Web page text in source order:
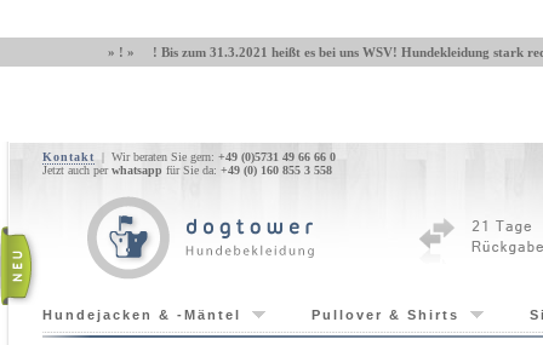
» ! » ! Bis zum 31.3.2021 heißt es bei uns WSV! Hundekleidung stark
Kontakt | Wir beraten Sie gern: +49 (0)5731 49 66 66 0
Jetzt auch perwhatsapp für Sie da: +49 (0) 160 855 3 558
Hundejacken & -Mäntel Pullover & Shirts